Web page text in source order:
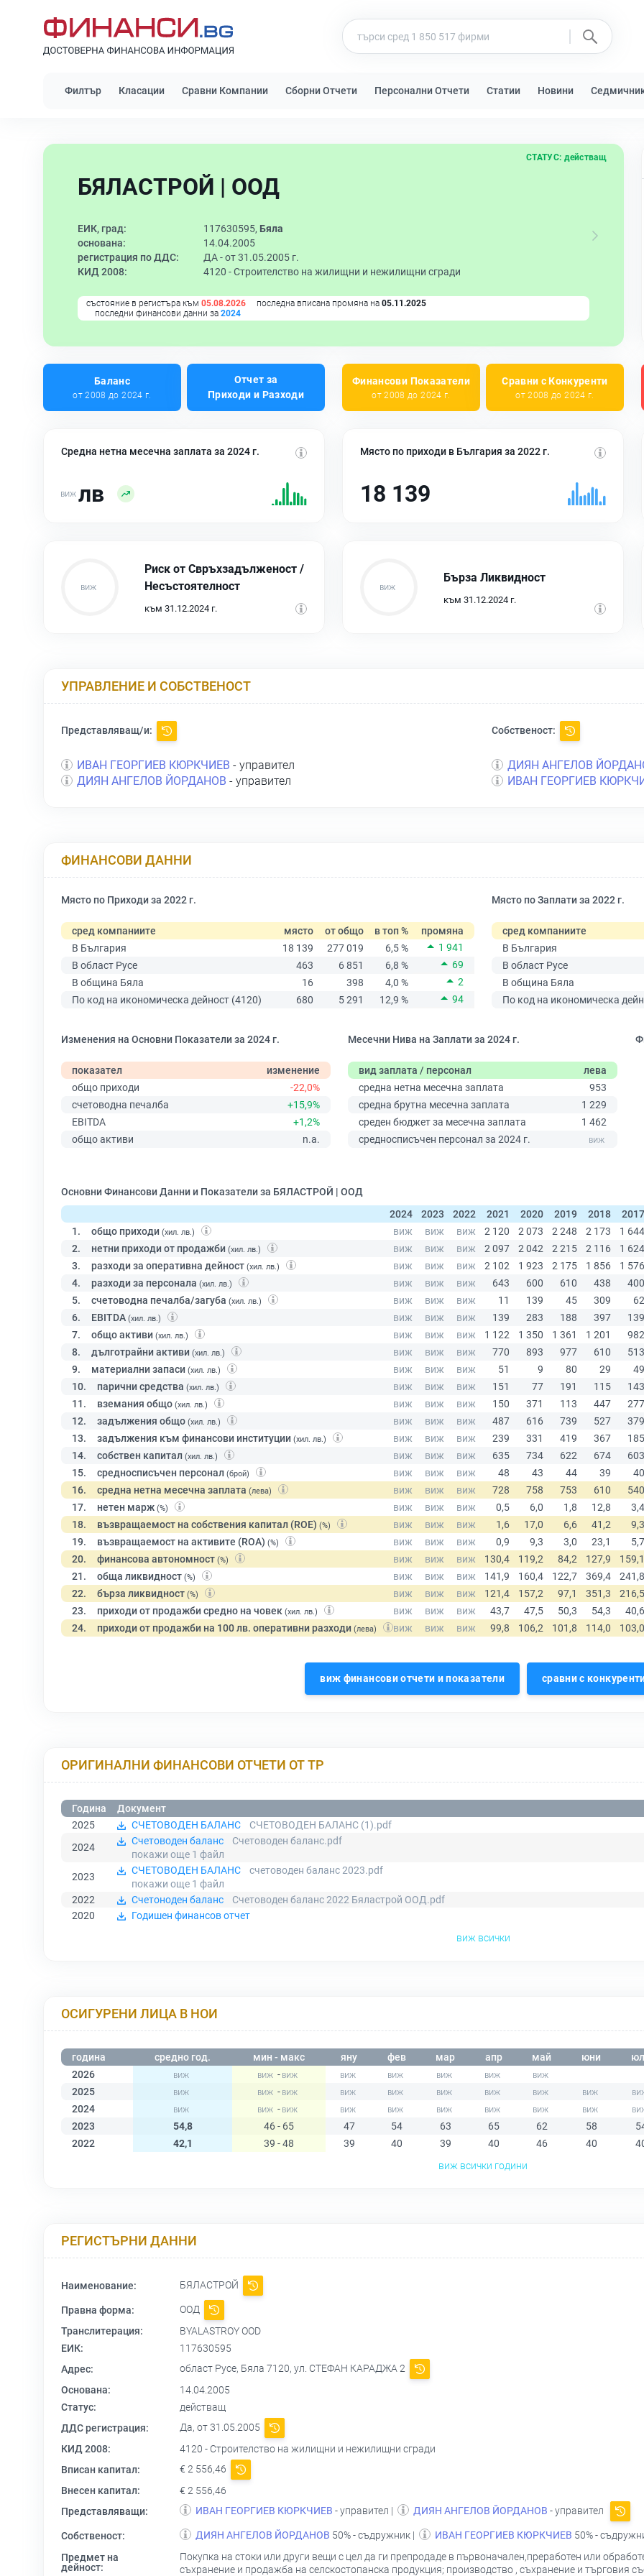
Филтър Класации Сравни Компании Сборни Отчети Персонални Отчети Статии Новини
БЯЛАСТРОЙ | ООД
СТАТУС: действащ
ЕИК, град: 117630595, Бяла
основана:
14.04.2005
регистрация по ДДС:
ДА - от 31.05.2005 г.
КИД 2008:
4120 -Строителство на жилищни и нежилищни сгради
състояние в регистъра към 05.08.2026 последна вписана промяна на 05.11.2025
последни финансови данни за 2024
Баланс
от 2008 до 2024 г.
Отчет за
Приходи и Разходи
Финансови Показатели
от 2008 до 2024 г.
Сравни с Конкуренти
от 2008 до 2024 г.
Средна нетна месечна заплата за 2024 г.
лв
Място по приходи в България за 2022 г.
18 139
Риск от Свръхзадълженост /
Несъстоятелност
към 31.12.2024 г.
Бърза Ликвидност
към 31.12.2024 г.
УПРАВЛЕНИЕ И СОБСТВЕНОСТ
Представляващ/и:
ИВАН ГЕОРГИЕВ КЮРКЧИЕВ - управител
ДИЯН АНГЕЛОВ ЙОРДАНОВ - управител
Собственост:
ДИЯН АНГЕЛОВ
ИВАН ГЕОРГИЕВ
ФИНАНСОВИ ДАННИ
Място по Приходи за 2022 г.
сред компаниите място от общо в топ %
промяна
В България
18 139 277 019 6,5 %
1 941
В област Русе
463 6 851 6,8 %
69
В община Бяла
16 398 4,0 %
2
По код на икономическа дейност (4120)
680 5 291 12,9 % 94
Място по Заплати за 2022 г.
сред компаниите
В България
В област Русе
В община Бяла
По код на икономическа
Изменения на Основни Показатели за 2024 г.
показател
изменение
общо приходи
-22,0%
счетоводна печалба
+15,9%
EBITDA
+1,2%
общо активи
n.a.
Месечни Нива на Заплати за 2024 г.
вид заплата / персонал
лева
средна нетна месечна заплата
953
средна брутна месечна заплата
1 229
среден бюджет за месечна заплата
1 462
средносписъчен персонал за 2024 г.
Основни Финансови Данни и Показатели за БЯЛАСТРОЙ | ООД
2024
2023 2022 2021 2020 2019 2018
2017
1.
общо приходи (хил. лв.)
2. нетни приходи от продажби (хил. лв.)
3. разходи за оперативна дейност (хил. лв.)
4. разходи за персонала (хил. лв.)
5. счетоводна печалба/загуба (хил. лв.)
6. EBITDA (хил. лв.)
7. общо активи (хил. лв.)
8. дълготрайни активи (хил. лв.)
9. материални запаси (хил. лв.)
10. парични средства (хил. лв.)
11. вземания общо (хил. лв.)
12. задължения общо (хил. лв.)
13. задължения към финансови институции (хил. лв.)
14. собствен капитал (хил. лв.)
15. средносписъчен персонал (брой)
16. средна нетна месечна заплата (лева)
17. нетен марж (%)
18. възвращаемост на собствения капитал (ROE) (%)
19. възвращаемост на активите (ROA) (%)
20. финансова автономност (%)
21. обща ликвидност (%)
22. бърза ликвидност (%)
23. приходи от продажби средно на човек (хил. лв.)
24. приходи от продажби на 100 лв. оперативни разходи (лева)
виж финансови отчети и показатели сравни с
ОРИГИНАЛНИ ФИНАНСОВИ ОТЧЕТИ ОТ ТР
Година
Документ
2025
СЧЕТОВОДЕН БАЛАНС
СЧЕТОВОДЕН БАЛАНС (1).pdf
2024
Счетоводен баланс
Счетоводен баланс.pdf
покажи още 1 файл
2023
СЧЕТОВОДЕН БАЛАНС
счетоводен баланс 2023.pdf
покажи още 1 файл
2022
Счетоноден баланс
Счетоводен баланс 2022 Бяластрой ООД.pdf
2020
Годишен финансов отчет
виж всички
ОСИГУРЕНИ ЛИЦА В НОИ
година средно год. мин - макс яну фев мар апр май юни
2026
-
2025
-
2024
-
2023
54,8 46 - 65 47 54 63 65 62 58
2022
42,1 39 - 48 39 40 39 40 46 40
виж всички години
РЕГИСТЪРНИ ДАННИ
Наименование: БЯЛАСТРОЙ
Правна форма:
ООД
Транслитерация:
BYALASTROY OOD
ЕИК:
117630595
Адрес:
област Русе, Бяла 7120, ул. СТЕФАН КАРАДЖА 2
Основана:
14.04.2005
Статус:
действащ
ДДС регистрация:
Да, от 31.05.2005
КИД 2008:
4120 - Строителство на жилищни и нежилищни сгради
Вписан капитал:
€ 2 556,46
Внесен капитал:
€ 2 556,46
Представляващи:
ИВАН ГЕОРГИЕВ КЮРКЧИЕВ - управител | ДИЯН АНГЕЛОВ ЙОРДАНОВ - управител
Собственост: ДИЯН АНГЕЛОВ ЙОРДАНОВ 50% - съдружник | ИВАН ГЕОРГИЕВ КЮРКЧИЕВ 50% -
Предмет на
дейност:
Покупка на стоки или други вещи с цел да ги препродаде в първоначален,преработен или
съхранение и продажба на селскостопанска продукция; производство , съхранение и търговия